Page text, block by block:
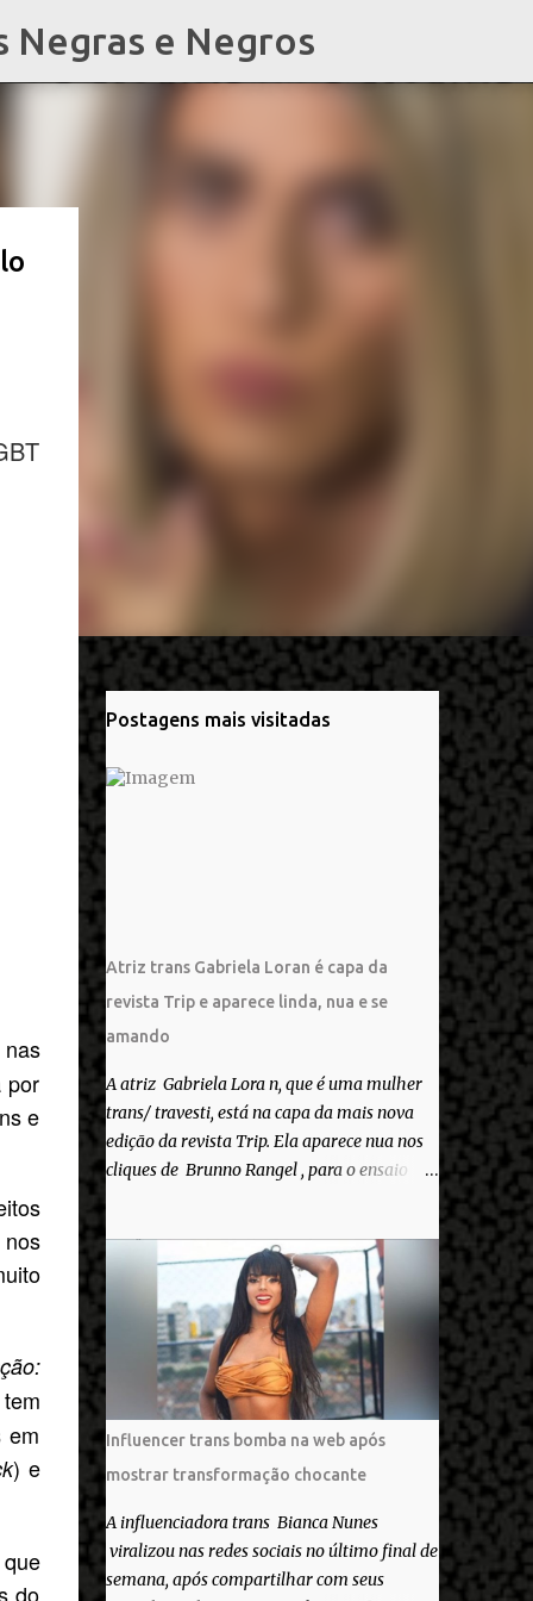
Negras e Negros
por
e
em
) e
do
Postagens mais visitadas
Atriz trans Gabriela Loran é capa da
revista Trip e aparece linda, nua e se
amando
A atriz Gabriela Lora n, que é uma mulher
trans/ travesti, está na capa da mais nova
edição da revista Trip. Ela aparece nua nos
cliques de Brunno Rangel , para o ensaio
“Você gosta do seu Corpo?”. “Finalmente
saiuuu!!! Muita felicidade e gratidão a toda
movimentação para que isso se tornasse
real. Agradeço aos lindos Bruno e Marcelo
por me convidarem para esse projeto
incrível, que fala acima de tudo sobre amor.
Todo carinho do mundo para a Dri da Trip
que foi a ponte disso tudo”, escreveu
Gabriela. Gabriela classificou a capa como
linda e a matéria que envolvem 180
histórias (e corpos nus) de gente que se
apaixonou pela própria pele – como
extraordinária. O Pele Projetc tem como
Influencer trans bomba na web após
mostrar transformação chocante
A influenciadora trans Bianca Nunes
viralizou nas redes sociais no último final de
semana, após compartilhar com seus